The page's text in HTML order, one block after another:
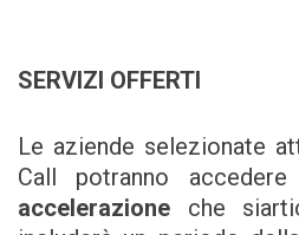
SERVIZI OFFERTI
Le aziende selezionate
Call potranno
accelerazione che